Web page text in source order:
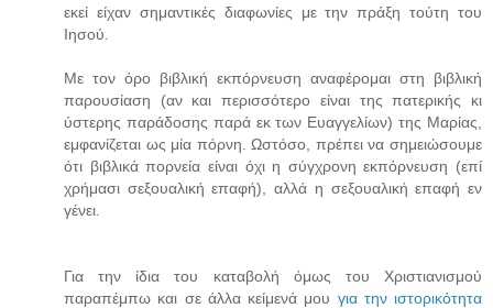
εκεί είχαν σημαντικές διαφωνίες με την πράξη τούτη του
Ιησού.
Με τον όρο βιβλική εκπόρνευση αναφέρομαι στη βιβλική
παρουσίαση (αν και περισσότερο είναι της πατερικής κι
ύστερης παράδοσης παρά εκ των Ευαγγελίων) της Μαρίας,
εμφανίζεται ως μία πόρνη. Ωστόσο, πρέπει να σημειώσουμε
ότι βιβλικά πορνεία είναι όχι η σύγχρονη εκπόρνευση (επί
χρήμασι σεξουαλική επαφή), αλλά η σεξουαλική επαφή εν
γένει.
Για την ίδια του καταβολή όμως του Χριστιανισμού
παραπέμπω και σε άλλα κείμενά μου για την ιστορικότητα